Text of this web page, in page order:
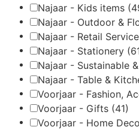
Najaar - Kids items
Najaar - Outdoor &
Najaar - Retail
Najaar - Stationery
Najaar - Sustainable
Najaar - Table &
Voorjaar - Fashion,
Voorjaar - Gifts (41)
Voorjaar - Home